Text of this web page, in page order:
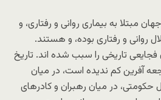
مبتلا به بیماری روانی و رفتاری، و
روانی و رفتاری بوده، و هستند.
تاریخی را سبب شده اند. تاریخ
آفرین کم ندیده است، در میان
حکومتی، در میان رهبران و کادرهای